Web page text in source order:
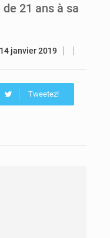
Le Congo se dote d’un programme national pour valoriser les produits forestiers non ligneux
21 ans à sa
14 janvier 2019
Tweetez!